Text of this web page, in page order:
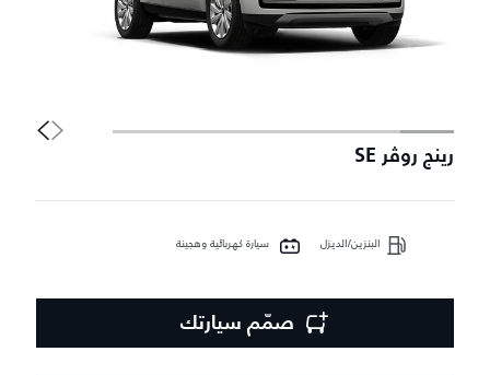
رينج روڤر SE
البنزين/الديزل سيارة كهربائية وهجينة
صمّم سيارتك